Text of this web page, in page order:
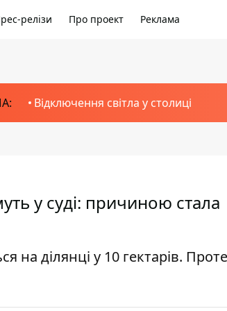
релізи Про проект Реклама
Відключення світла у столиці
у суді: причиною стала
на ділянці у 10 гектарів.